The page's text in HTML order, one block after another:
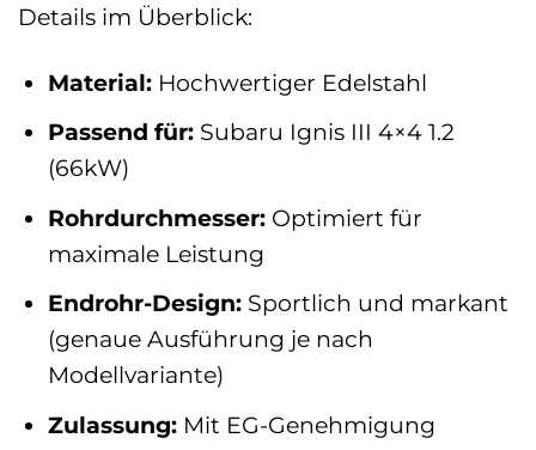
Details im Überblick:
Material:Hochwertiger Edelstahl
Passend für:Subaru Ignis III 4×4 1.2
(66kW)
Rohrdurchmesser:Optimiert für
maximale Leistung
Endrohr-Design:Sportlich und markant
(genaue Ausführung je nach
Modellvariante)
Zulassung:Mit EG-Genehmigung